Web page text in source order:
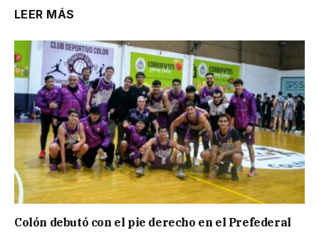
LEER MÁS
Colón debutó con el pie derecho en el Prefederal